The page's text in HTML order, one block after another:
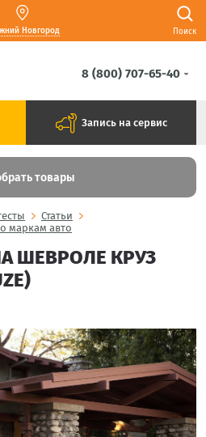
Новгород Поиск
8 (800) 707-65-40
Запись на сервис
товары
Статьи
маркам авто
ШЕВРОЛЕ КРУЗ